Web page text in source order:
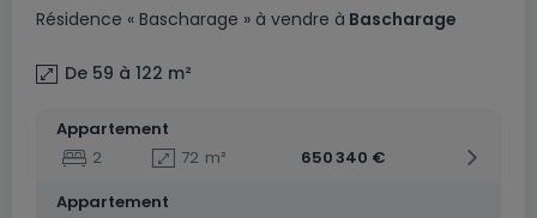
Résidence « Bascharage » à vendre à Bascharage
De 59 à 122 m²
Appartement
2
72 m²
650 340 €
Appartement